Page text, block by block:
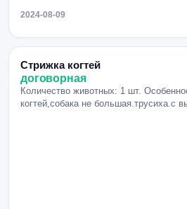
2024-08-09
Стрижка когтей
договорная
Количество животных: 1 шт.
когтей,собака не большая.трусиха.с